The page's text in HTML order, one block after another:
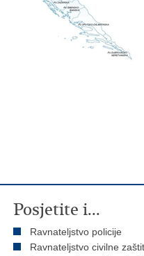
Posjetite i...
Ravnateljstvo policije
Ravnateljstvo civilne